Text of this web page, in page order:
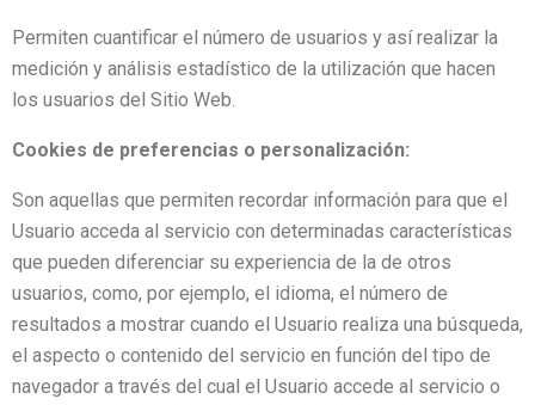
Permiten cuantificar el número de usuarios y así realizar la
medición y análisis estadístico de la utilización que hacen
los usuarios del Sitio Web.
Cookies de preferencias o personalización:
Son aquellas que permiten recordar información para que el
Usuario acceda al servicio con determinadas características
que pueden diferenciar su experiencia de la de otros
usuarios, como, por ejemplo, el idioma, el número de
resultados a mostrar cuando el Usuario realiza una búsqueda,
el aspecto o contenido del servicio en función del tipo de
navegador a través del cual el Usuario accede al servicio o